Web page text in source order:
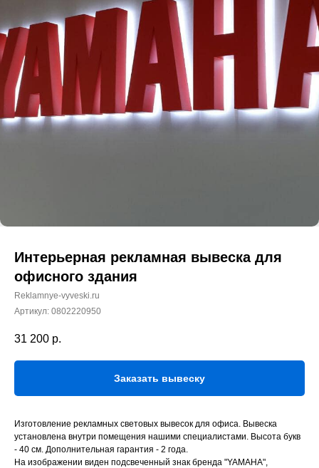
Интерьерная рекламная вывеска для
офисного здания
Reklamnye-vyveski.ru
Артикул: 0802220950
31 200 р.
Заказать вывеску
Изготовление рекламных световых вывесок для офиса. Вывеска
установлена внутри помещения нашими специалистами. Высота букв
- 40 см. Дополнительная гарантия - 2 года.
На изображении виден подсвеченный знак бренда "YAMAHA",